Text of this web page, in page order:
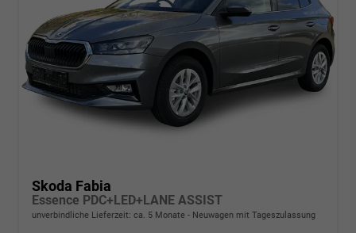
Skoda Fabia
Essence PDC+LED+LANE ASSIST
unverbindliche Lieferzeit: ca. 5 Monate Neuwagen mit Tageszulassung